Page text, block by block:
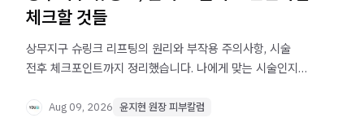
체크할 것들
상무지구 슈링크 리프팅의 원리와 부작용 주의사항, 시술
전후 체크포인트까지 정리했습니다. 나에게 맞는 시술인지
Aug 09, 2026 윤지현 원장 피부칼럼